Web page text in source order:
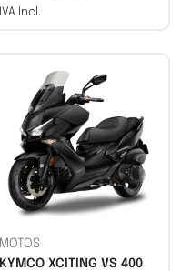
IVA Incl.
MOTOS
KYMCO XCITING VS 400